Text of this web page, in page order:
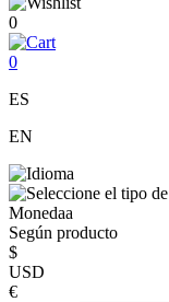
0
0
ES
EN
Monedaa
Según producto
$
USD
€